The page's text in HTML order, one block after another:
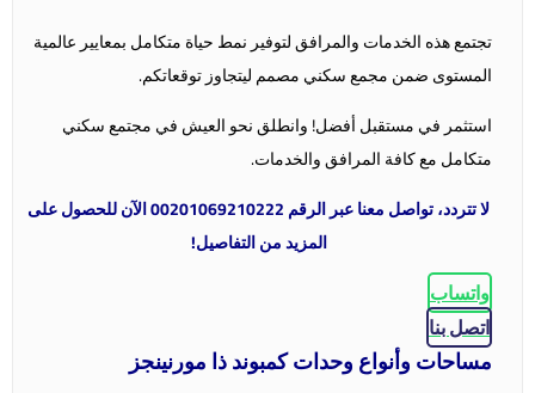
تجتمع هذه الخدمات والمرافق لتوفير نمط حياة متكامل بمعايير عالمية
المستوى ضمن مجمع سكني مصمم ليتجاوز توقعاتكم.
استثمر في مستقبل أفضل! وانطلق نحو العيش في مجتمع سكني
متكامل مع كافة المرافق والخدمات.
لا تتردد، تواصل معنا عبر الرقم 00201069210222 الآن للحصول على
المزيد من التفاصيل!
واتساب
اتصل بنا
مساحات وأنواع وحدات كمبوند ذا مورنينجز